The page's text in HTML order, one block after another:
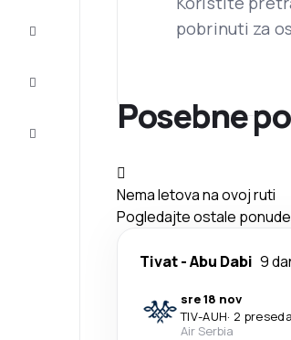
pobrinuti za
Posebne
Nema letova na ovoj ruti
Pogledajte ostale
Tivat-Abu Dabi 9
sre 18 nov
TIV-AUH· 2
Air Serbia